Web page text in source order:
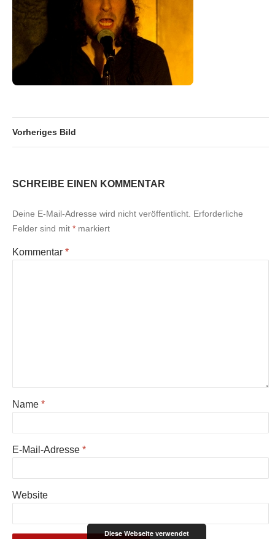
Vorheriges Bild
SCHREIBE EINEN KOMMENTAR
Deine E-Mail-Adresse wird nicht veröffentlicht. Erforderliche
Felder sind mit * markiert
Kommentar *
Name *
E-Mail-Adresse *
Website
Diese Webseite verwendet